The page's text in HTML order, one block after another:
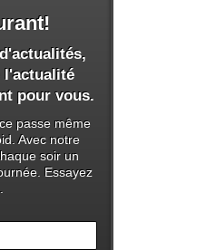
l'actualité
pour vous.
passe même
Avec notre
soir un
Essayez